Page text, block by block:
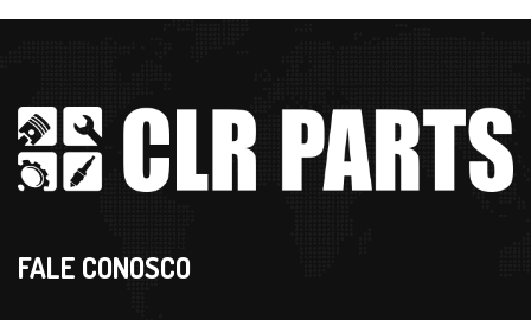
FALE CONOSCO